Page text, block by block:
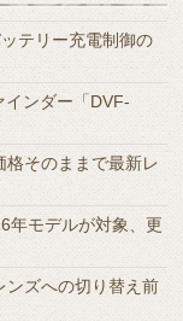
テリー充電制御の
ンダー「DVF-
そのままで最新レ
年モデルが対象、更
ンズへの切り替え前